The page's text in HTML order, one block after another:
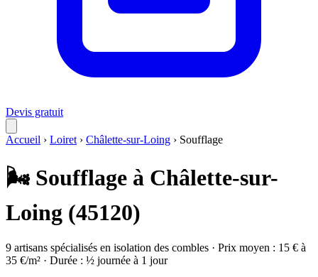
Devis gratuit
Accueil › Loiret › Châlette-sur-Loing › Soufflage
🌬️ Soufflage à Châlette-sur-
Loing (45120)
9 artisans spécialisés en isolation des combles · Prix moyen : 15 € à
35 €/m² · Durée : ½ journée à 1 jour